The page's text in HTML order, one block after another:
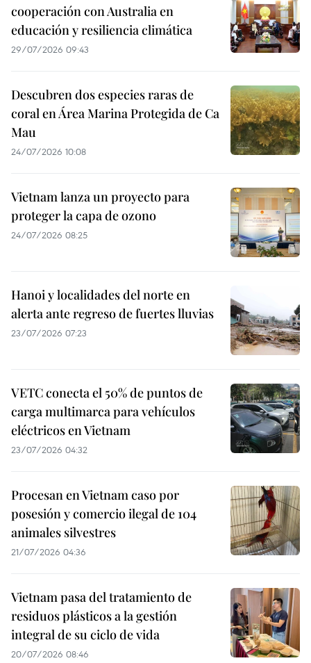
cooperación con Australia en
educación y resiliencia climática
29/07/2026 09:43
Descubren dos especies raras de
coral en Área Marina Protegida de Ca
Mau
24/07/2026 10:08
Vietnam lanza un proyecto para
proteger la capa de ozono
24/07/2026 08:25
Hanoi y localidades del norte en
alerta ante regreso de fuertes lluvias
23/07/2026 07:23
VETC conecta el 50% de puntos de
carga multimarca para vehículos
eléctricos en Vietnam
23/07/2026 04:32
Procesan en Vietnam caso por
posesión y comercio ilegal de 104
animales silvestres
21/07/2026 04:36
Vietnam pasa del tratamiento de
residuos plásticos a la gestión
integral de su ciclo de vida
20/07/2026 08:46